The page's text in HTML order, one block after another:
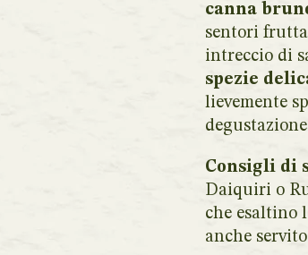
canna
sentori
intreccio di
spezie
lievemente
Consigli di
Daiquiri o
che esaltino
anche